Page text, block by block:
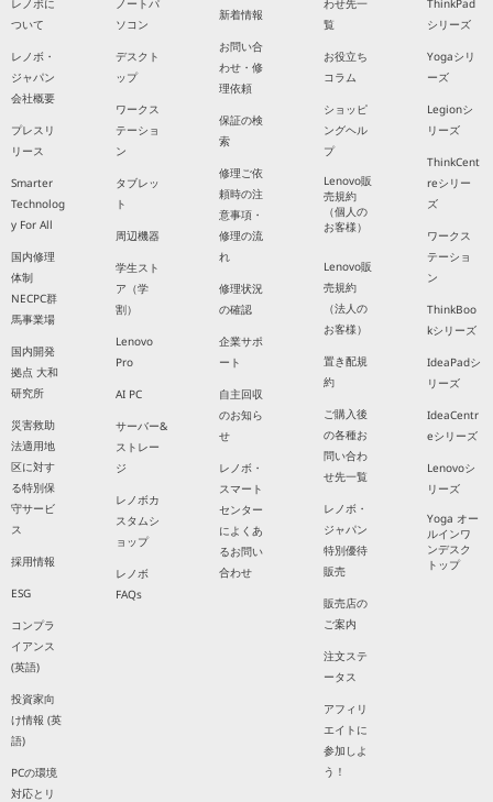
レノボに
ついて
レノボ・
ジャパン
会社概要
プレスリ
リース
Smarter
Technolog
y For All
国内修理
体制
NECPC群
馬事業場
国内開発
拠点 大和
研究所
災害救助
法適用地
区に対す
る特別保
守サービ
ス
採用情報
ESG
コンプラ
イアンス
(英語)
投資家向
け情報 (英
語)
PCの環境
対応とリ
ノートパ
ソコン
デスクト
ップ
ワークス
テーショ
ン
タブレッ
ト
周辺機器
学生スト
ア（学
割）
Lenovo
Pro
AI PC
サーバー&
ストレー
ジ
レノボカ
スタムシ
ョップ
レノボ
FAQs
新着情報
お問い合
わせ・修
理依頼
保証の検
索
修理ご依
頼時の注
意事項・
修理の流
れ
修理状況
の確認
企業サポ
ート
自主回収
のお知ら
せ
レノボ・
スマート
センター
によくあ
るお問い
合わせ
わせ先一
覧
お役立ち
コラム
ショッピ
ングヘル
プ
Lenovo販
売規約
（個人の
お客様）
Lenovo販
売規約
（法人の
お客様）
置き配規
約
ご購入後
の各種お
問い合わ
せ先一覧
レノボ・
ジャパン
特別優待
販売
販売店の
ご案内
注文ステ
ータス
アフィリ
エイトに
参加しよ
う！
ThinkPad
シリーズ
Yogaシリ
ーズ
Legionシ
リーズ
ThinkCent
reシリー
ズ
ワークス
テーショ
ン
ThinkBoo
kシリーズ
IdeaPadシ
リーズ
IdeaCentr
eシリーズ
Lenovoシ
リーズ
Yoga オー
ルインワ
ンデスク
トップ